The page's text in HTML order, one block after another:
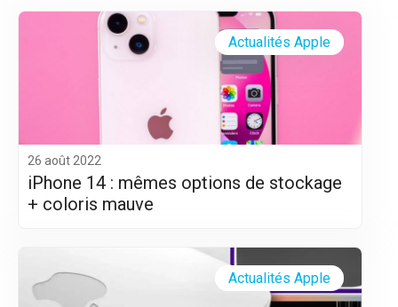
26 août 2022
iPhone 14 : mêmes options de stockage
+ coloris mauve
Actualités Apple
Actualités Apple